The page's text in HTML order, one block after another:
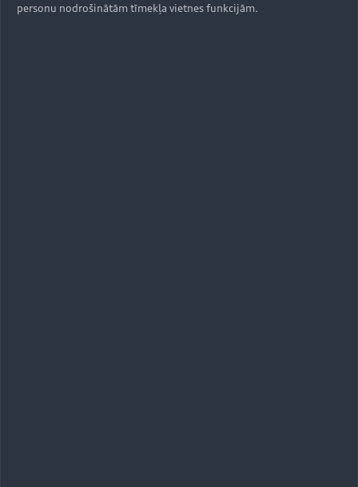
personu nodrošinātām tīmekļa vietnes funkcijām.